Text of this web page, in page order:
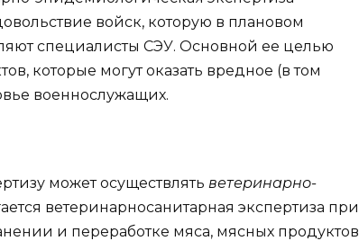
войск, которую в плановом
специалисты СЭУ. Основной ее целью
которые могут оказать вредное (в том
военнослужащих.
может осуществлять ветеринарно-
ветеринарносанитарная экспертиза при
и переработке мяса, мясных продуктов